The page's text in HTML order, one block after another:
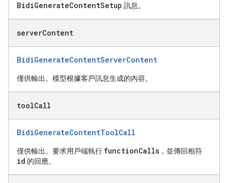
BidiGenerateContentSetup 訊息。
serverContent
BidiGenerateContentServerContent
僅供輸出。模型根據客戶訊息生成的內容。
toolCall
BidiGenerateContentToolCall
僅供輸出。要求用戶端執行 functionCalls ，並傳回相符
id 的回應。